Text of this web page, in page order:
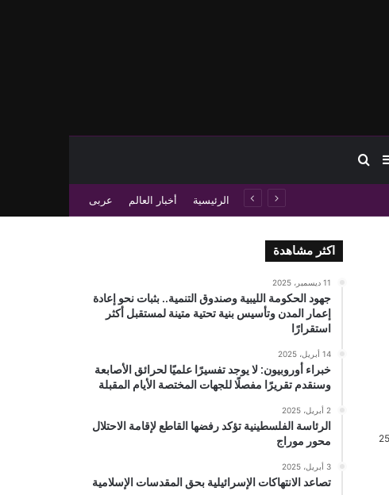
إضافة عمود جانبي
بحث عن
الرئيسية أخبار العالم عربى
اكثر مشاهدة
11 ديسمبر، 2025
جهود الحكومة الليبية وصندوق التنمية.. بثبات نحو إعادة
إعمار المدن وتأسيس بنية تحتية متينة لمستقبل أكثر
استقرارًا
14 أبريل، 2025
خبراء أوروبيون: لا يوجد تفسيرًا علميًا لحرائق الأصابعة
وسنقدم تقريرًا مفصلًا للجهات المختصة الأيام المقبلة
2 أبريل، 2025
الرئاسة الفلسطينية تؤكد رفضها القاطع لإقامة الاحتلال
محور موراج
3 أبريل، 2025
تصاعد الانتهاكات الإسرائيلية بحق المقدسات الإسلامية